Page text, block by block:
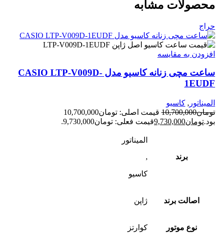
محصولات مشابه
حراج
افزودن به مقایسه
ساعت مچی زنانه کاسیو مدل CASIO LTP-V009D-
1EUDF
المیناتور , کاسیو
تومان10,700,000
قیمت اصلی: تومان10,700,000
بود.تومان9,730,000قیمت فعلی: تومان9,730,000.
برند
المیناتور
,
کاسیو
اصالت برند ژاپن
نوع موتور کوارتز